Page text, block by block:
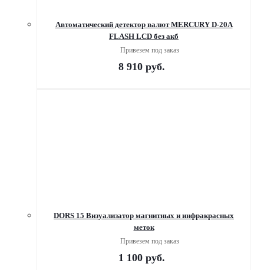
Автоматический детектор валют MERCURY D-20A
FLASH LCD без акб
Привезем под заказ
8 910 руб.
DORS 15 Визуализатор магнитных и инфракрасных
меток
Привезем под заказ
1 100 руб.